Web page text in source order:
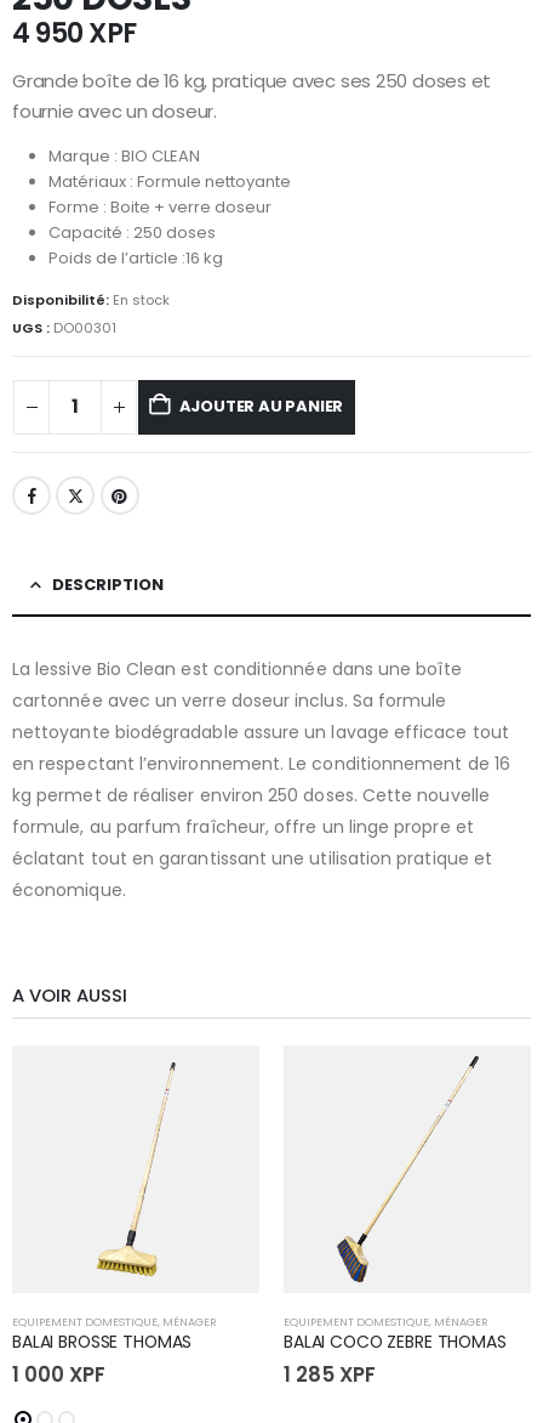
4 950XPF
Grande boîte de 16 kg, pratique avec ses 250 doses et
fournie avec un doseur.
Marque : BIO CLEAN
Matériaux : Formule nettoyante
Forme : Boite + verre doseur
Capacité : 250 doses
Poids de l’article :16 kg
Disponibilité: En stock
UGS : DO00301
AJOUTER AU PANIER
DESCRIPTION
La lessive Bio Clean est conditionnée dans une boîte
cartonnée avec un verre doseur inclus. Sa formule
nettoyante biodégradable assure un lavage efficace tout
en respectant l’environnement. Le conditionnement de 16
kg permet de réaliser environ 250 doses. Cette nouvelle
formule, au parfum fraîcheur, offre un linge propre et
éclatant tout en garantissant une utilisation pratique et
économique.
A VOIR AUSSI
EQUIPEMENT DOMESTIQUE, MÉNAGER
BALAI BROSSE THOMAS
1 000 XPF
EQUIPEMENT DOMESTIQUE, MÉNAGER
BALAI COCO ZEBRE THOMAS
1 285 XPF